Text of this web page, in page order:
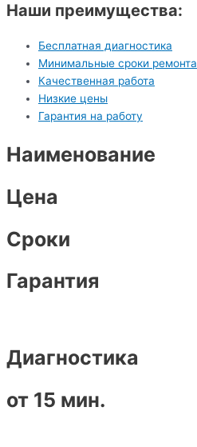
Наши преимущества:
Бесплатная диагностика
Минимальные сроки ремонта
Качественная работа
Низкие цены
Гарантия на работу
Наименование
Цена
Сроки
Гарантия
Диагностика
от 15 мин.